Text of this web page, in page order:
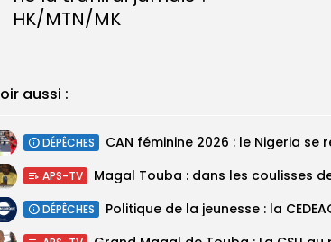
HK/MTN/MK
aussi :
DÉPÊCHES
APS-TV
DÉPÊCHES